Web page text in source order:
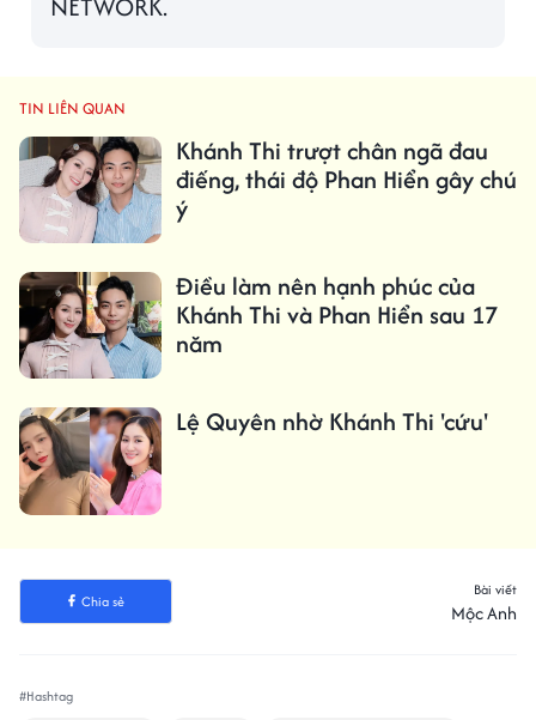
TIN LIÊN QUAN
Khánh Thi trượt chân ngã đau
điếng, thái độ Phan Hiển gây chú
ý
Điều làm nên hạnh phúc của
Khánh Thi và Phan Hiển sau 17
năm
Lệ Quyên nhờ Khánh Thi 'cứu'
Chia sẻ
Bài viết
Mộc Anh
#Hashtag